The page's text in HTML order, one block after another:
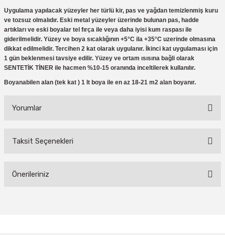
Uygulama yapılacak yüzeyler her türlü kir, pas ve yağdan temizlenmiş kuru
ve tozsuz olmalıdır. Eski metal yüzeyler üzerinde bulunan pas, hadde
artıkları ve eski boyalar tel fırça ile veya daha iyisi kum raspası ile
giderilmelidir. Yüzey ve boya sıcaklığının +5°C ila +35°C uzerinde olmasına
dikkat edilmelidir. Tercihen 2 kat olarak uygulanır. İkinci kat uygulaması için
1 gün beklenmesi tavsiye edilir. Yüzey ve ortam ısısına bağli olarak
SENTETİK TİNER ile hacmen %10-15 oranında inceltilerek kullanılır.
Boyanabilen alan (tek kat ) 1 lt boya ile en az 18-21 m2 alan boyanır.
Yorumlar
Taksit Seçenekleri
Önerileriniz